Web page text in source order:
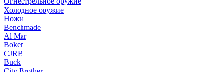
Холодное оружие
Ножи
Benchmade
Al Mar
Boker
CJRB
Buck